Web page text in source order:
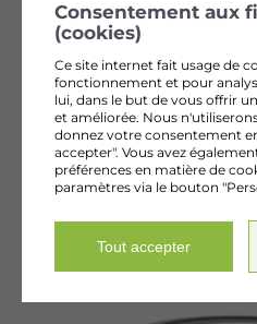
Savon pulpe
lavande
9,00$
Consentement aux
(cookies)
Ce site internet fait usage de
fonctionnement et pour
lui, dans le but de vous offrir
et améliorée. Nous
donnez votre consentement
accepter". Vous avez
préférences en matière de
paramètres via le bouton
Tout accepter